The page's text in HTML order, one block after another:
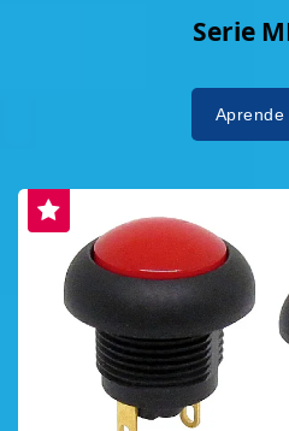
Serie
Aprende